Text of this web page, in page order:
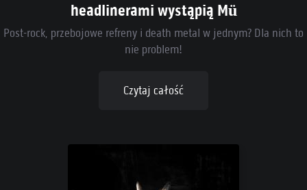
headlinerami wystąpią Mü
Post-rock, przebojowe refreny i death metal w jednym? Dla nich to
nie problem!
Czytaj całość